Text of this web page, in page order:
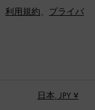
利用規約、 プライバ
日本, JPY ¥